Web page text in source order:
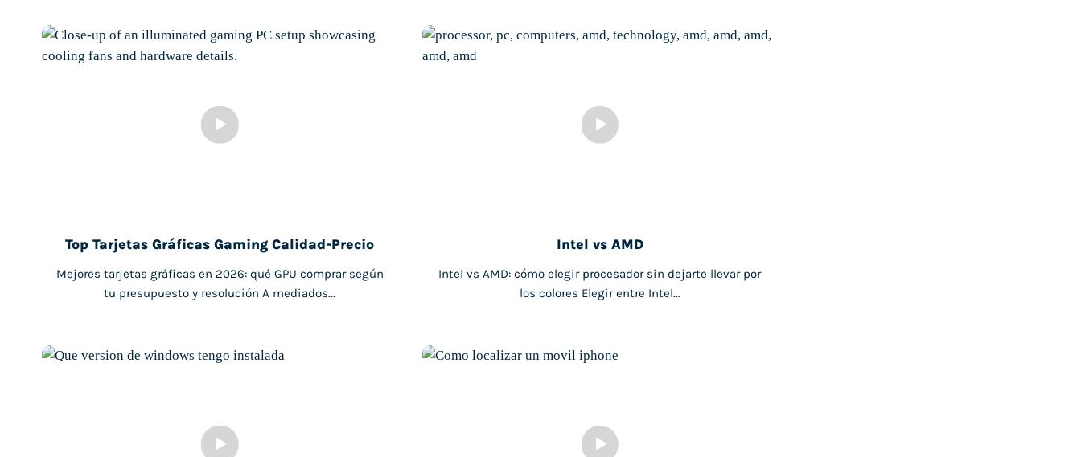
Top Tarjetas Gráficas Gaming Calidad-Precio
Mejores tarjetas gráficas en 2026: qué GPU comprar según
tu presupuesto y resolución A mediados...
Intel vs AMD
Intel vs AMD: cómo elegir procesador sin dejarte llevar por
los colores Elegir entre Intel...